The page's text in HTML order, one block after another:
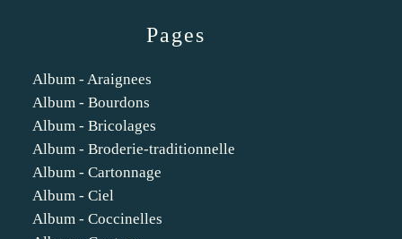
Pages
Album - Araignees
Album - Bourdons
Album - Bricolages
Album - Broderie-traditionnelle
Album - Cartonnage
Album - Ciel
Album - Coccinelles